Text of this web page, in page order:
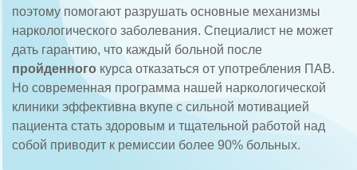
поэтому помогают разрушать основные механизмы
наркологического заболевания. Специалист не может
дать гарантию, что каждый больной после
пройденного курса отказаться от употребления ПАВ.
Но современная программа нашей наркологической
клиники эффективна вкупе с сильной мотивацией
пациента стать здоровым и тщательной работой над
собой приводит к ремиссии более 90% больных.